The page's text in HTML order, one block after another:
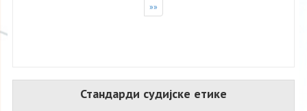
»»
Стандарди судијске етике